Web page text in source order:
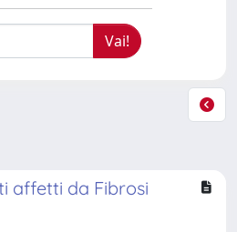
affetti da Fibrosi